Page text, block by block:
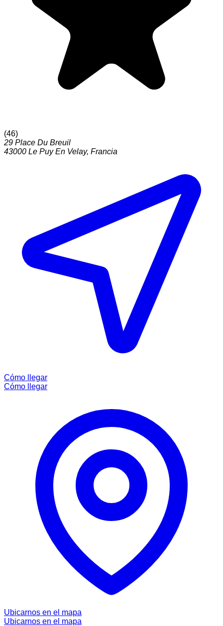
(46)
29 Place Du Breuil
43000 Le Puy En Velay, Francia
Cómo llegar
Cómo llegar
Ubicarnos en el mapa
Ubicarnos en el mapa